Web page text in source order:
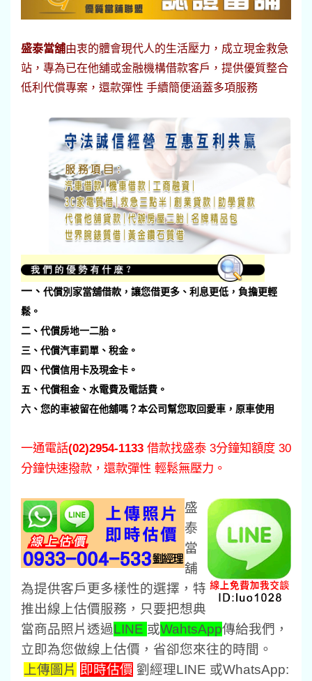
盛泰當舖由衷的體會現代人的生活壓力，成立現金救急
站，專為已在他舖或金融機構借款客戶，提供優質整合
低利代償專案，還款彈性 手續簡便涵蓋多項服務
一、 代償別家當舖借款，讓您借更多、利息更低，負擔更輕
鬆。
二、代償房地一二胎。
三、代償汽車罰單、稅金。
四、代償信用卡及現金卡。
五、代償租金、水電費及電話費。
六、您的車被留在他舖嗎？本公司幫您取回愛車，原車使用
一通電話(02)2954-1133 借款找盛泰 3分鐘知額度 30
分鐘快速撥款，還款彈性 輕鬆無壓力。
盛
泰
當
舖
為提供客戶更多樣性的選擇，特
推出線上估價服務，只要把想典
當商品照片透過LINE 或WahtsApp傳給我們，
立即為您做線上估價，省卻您來往的時間。
上傳圖片 即時估價 劉經理LINE 或WhatsApp: